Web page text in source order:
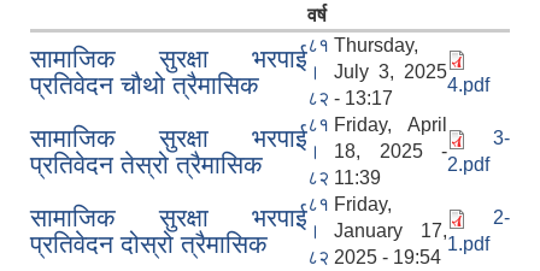
वर्ष
सामाजिक सुरक्षा भरपाई
प्रतिवेदन चौथो त्रैमासिक
८१
।
८२
Thursday,
July 3, 2025
- 13:17
4.pdf
सामाजिक सुरक्षा भरपाई
प्रतिवेदन तेस्रो त्रैमासिक
८१
।
८२
Friday, April
18, 2025 -
11:39
3-
2.pdf
सामाजिक सुरक्षा भरपाई
प्रतिवेदन दोस्रो त्रैमासिक
८१
।
८२
Friday,
January 17,
2025 - 19:54
2-
1.pdf